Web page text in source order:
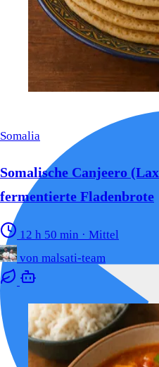
Somalia
Somalische Canjeero
fermentierte Fladenbrote
12 h 50 min · Mittel
von malsati-team